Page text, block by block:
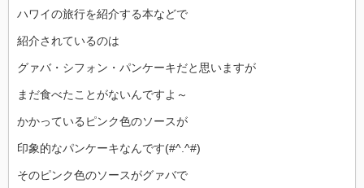
ハワイの旅行を紹介する本などで
紹介されているのは
グァバ・シフォン・パンケーキだと思いますが
まだ食べたことがないんですよ～
かかっているピンク色のソースが
印象的なパンケーキなんです(#^.^#)
そのピンク色のソースがグァバで